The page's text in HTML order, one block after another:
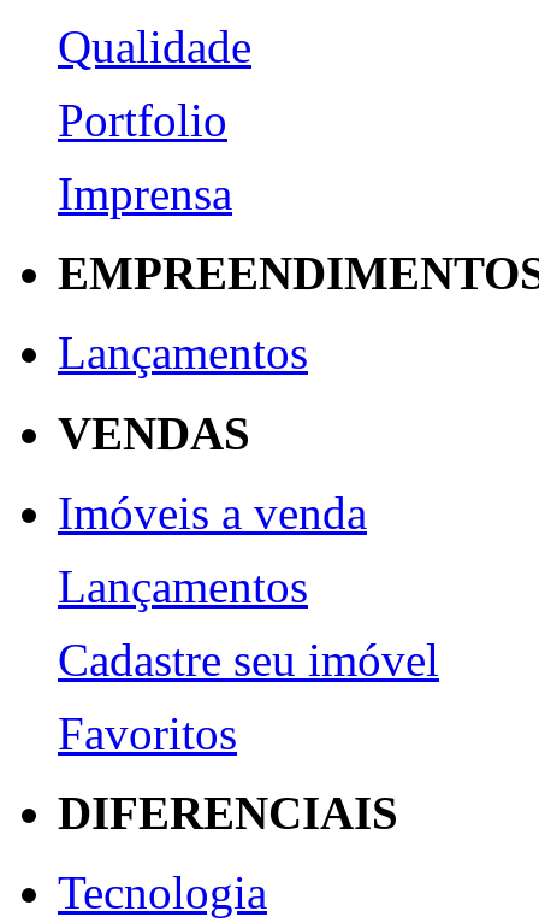
Qualidade
Portfolio
Imprensa
Lançamentos
VENDAS
Imóveis a venda
Lançamentos
Cadastre seu imóvel
Favoritos
DIFERENCIAIS
Tecnologia